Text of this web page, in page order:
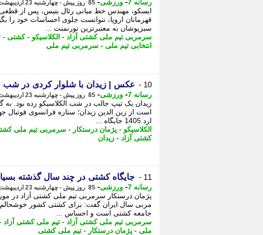
رسانه 7 - ورزشی- 85 روز پیش - چهارشنبه 23 اردیبهشت 1405، 13:40
ایسکو، مهندس خط میانی رئال بتیس، پس از
قهرمانان اروپا، نتوانست جلوی احساسات خود
سبزپوشان به معتبرترین تورنمنت ...
سرمربی تیم ملی کشتی آزاد - الکلاسیکو -کشتی -
انتخابی تیم ملی - سرمربی تیم ملی
10 - عکس | زیدان با شلوار کردی در شب
رسانه 7 - ورزشی- 85 روز پیش - چهارشنبه 23 اردیبهشت 1405، 13:30
زیدان یک تیپ جالب در شب الکلاسیکو زده بود. به
ارد 1405 جایگاه ...
الکلاسیکو - پژمان درستکار - سرمربی تیم ملی
کشتی آزاد - زیدان
11 - جایگاه کشتی در چند سال گذشته
رسانه 7 - ورزشی- 85 روز پیش - چهارشنبه 23 اردیبهشت 1405، 13:30
پژمان درستکار سرمربی تیم ملی کشتی آزاد در
مربی سال ایران گفت: برای کشتی کشور خوشحالم،
جامعه کشتی است و احساس ...
سرمربی تیم ملی کشتی آزاد - تیم ملی کشتی آزاد
ملی - پژمان درستکار - تیم ملی کشتی